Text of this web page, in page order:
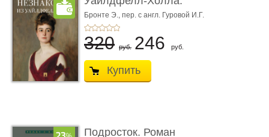
Роман (Серия «Р� ...
Бронте Э., пер. с англ. Гуровой И.Г.
320 руб. 246 руб.
Купить
Подросток. Роман